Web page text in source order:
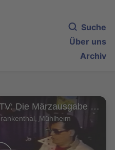
Suche
Über uns
Archiv
FFHoTV: Die Märzausgabe - letzte Sendung!
Mühlheim